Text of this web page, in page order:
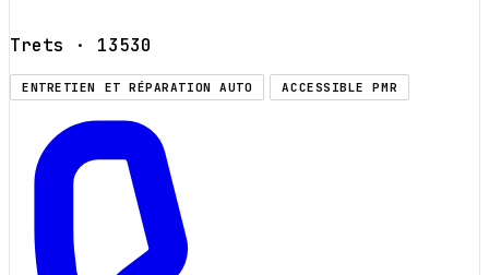
Trets · 13530
ENTRETIEN ET RÉPARATION AUTO ACCESSIBLE PMR